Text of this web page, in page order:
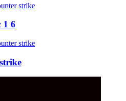
strike
1 6
strike